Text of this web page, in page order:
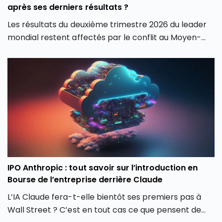
meilleurs Compte-Titres Ordinaires ? Découvrez
l’analyse de l’action Safran.
après ses derniers résultats ?
Les résultats du deuxième trimestre 2026 du leader
mondial restent affectés par le conflit au Moyen-
faible hausse de la croissance de l’entreprise LVMH
au T2 2026 tempère les espoirs des investisseurs sur
une potentielle reprise de l’industrie du luxe après
deux ans de ralentissement.
Après une année 2025 marquée par une volatilité
extrême, l’action LVMH affiche un recul de plus de 28
% depuis le début de l’année 2026, faisant du groupe
français l’une des plus faibles performances des
actions à grande capitalisation d’Europe. Ce repli
constitue-t-il une opportunité d’achat ou le signe
d’une baisse plus durable de l’action LVMH ?
IPO Anthropic : tout savoir sur l’introduction en
Bourse de l’entreprise derrière Claude
L’IA Claude fera-t-elle bientôt ses premiers pas à
Wall Street ? C’est en tout cas ce que pensent de